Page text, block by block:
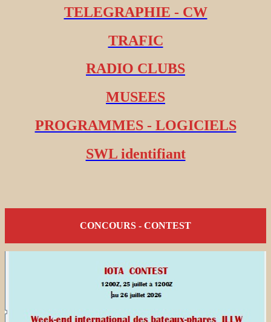
TELEGRAPHIE - CW
TRAFIC
RADIO CLUBS
MUSEES
PROGRAMMES - LOGICIELS
SWL identifiant
CONCOURS - CONTEST